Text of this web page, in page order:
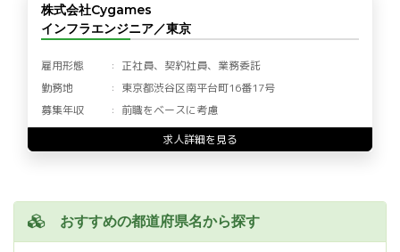
株式会社Cygames
インフラエンジニア／東京
雇用形態
正社員、契約社員、業務委託
勤務地
東京都渋谷区南平台町16番17号
募集年収
前職をベースに考慮
求人詳細を見る
おすすめの都道府県名から探す